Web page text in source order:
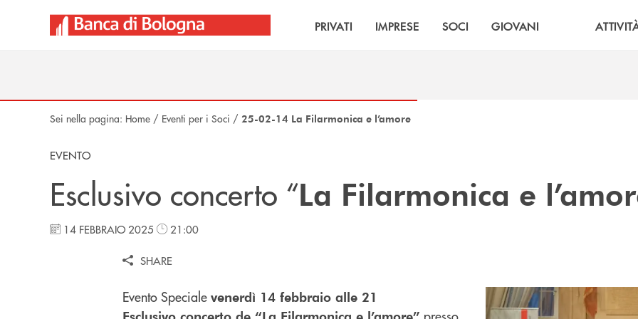
PRIVATI IMPRESE SOCI GIOVANI
Sei nella pagina: Home / Eventi per i Soci / 25-02-14 La Filarmonica e l’amore
EVENTO
Esclusivo concerto “La Filarmonica e
14 FEBBRAIO 2025 21:00
SHARE
Evento Speciale venerdì 14 febbraio alle 21